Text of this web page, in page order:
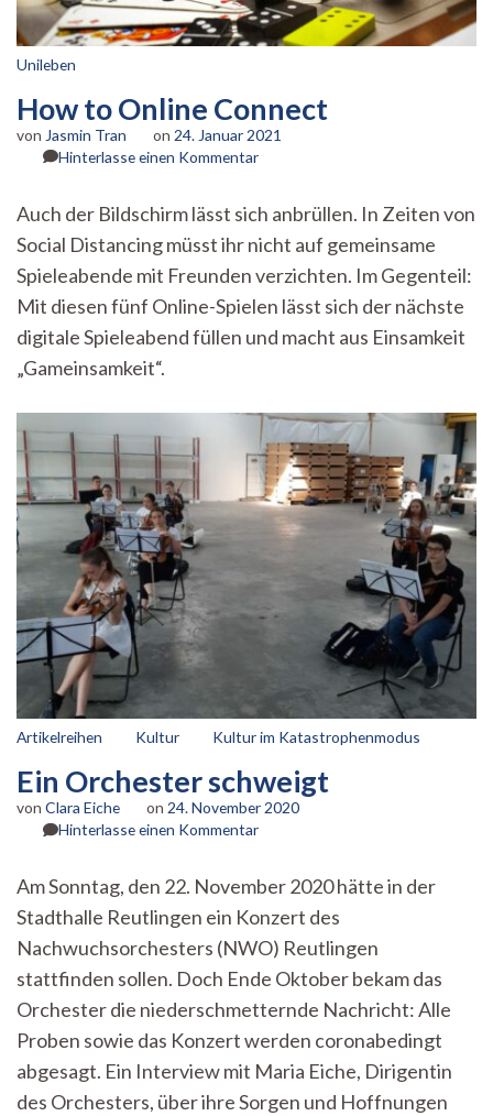
Unileben
How to Online Connect
von Jasmin Tran on 24. Januar 2021
Hinterlasse einen Kommentarzu
Online
Connect
Auch der Bildschirm lässt sich anbrüllen. In Zeiten von
Social Distancing müsst ihr nicht auf gemeinsame
Spieleabende mit Freunden verzichten. Im Gegenteil:
Mit diesen fünf Online-Spielen lässt sich der nächste
digitale Spieleabend füllen und macht aus Einsamkeit
„Gameinsamkeit“.
Artikelreihen Kultur Kultur im Katastrophenmodus
Ein Orchester schweigt
von Clara Eiche on 24. November 2020
Hinterlasse einen Kommentarzu
schweigt
Am Sonntag, den 22. November 2020 hätte in der
Stadthalle Reutlingen ein Konzert des
Nachwuchsorchesters (NWO) Reutlingen
stattfinden sollen. Doch Ende Oktober bekam das
Orchester die niederschmetternde Nachricht: Alle
Proben sowie das Konzert werden coronabedingt
abgesagt. Ein Interview mit Maria Eiche, Dirigentin
des Orchesters, über ihre Sorgen und Hoffnungen